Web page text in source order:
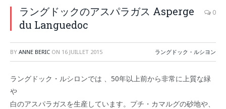
ラングドックのアスパラガス Asperge
du Languedoc
0
BY ANNE BERIC ON 16 JUILLET 2015 ラングドック・ルシヨン
ラングドック・ルシロンでは 、50年以上前から非常に上質な緑
や
白のアスパラガスを生産しています。プチ・カマルグの砂地や、